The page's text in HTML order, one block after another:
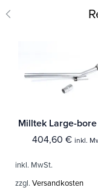
404,60 € inkl.
inkl. MwSt.
zzgl. Versandkosten